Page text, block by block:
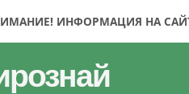
ИНФОРМАЦИЯ НА